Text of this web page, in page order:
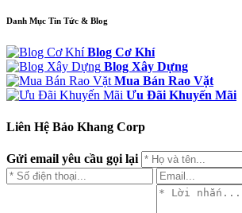
Danh Mục Tin Tức & Blog
Blog Cơ Khí
Blog Xây Dựng
Mua Bán Rao Vặt
Ưu Đãi Khuyến Mãi
Liên Hệ Bảo Khang Corp
Gửi email yêu cầu gọi lại